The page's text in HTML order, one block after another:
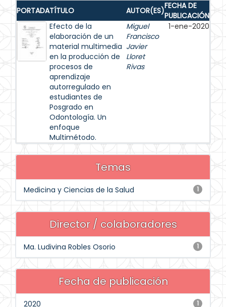
PORTADATÍTULO AUTOR(ES)FECHA DE
PUBLICACIÓN
Efecto de la
elaboración de un
material multimedia
en la producción de
procesos de
aprendizaje
autorregulado en
estudiantes de
Posgrado en
Odontología. Un
enfoque
Multimétodo.
Miguel
Francisco
Javier
Lloret
Rivas
1-ene-2020
Temas
1
Medicina y Ciencias de la Salud
Director / colaboradores
1
Ma. Ludivina Robles Osorio
Fecha de publicación
1
2020